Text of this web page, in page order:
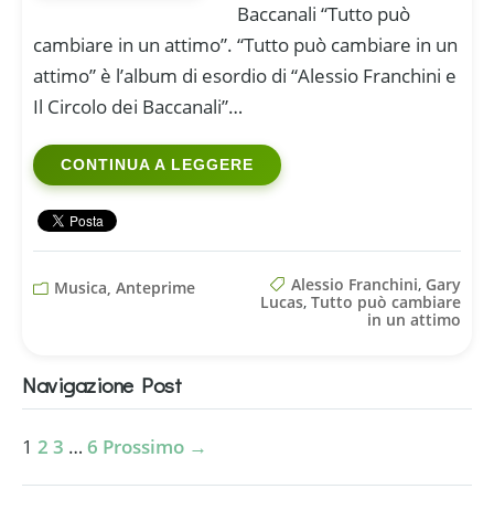
Baccanali “Tutto può
cambiare in un attimo”. “Tutto può cambiare in un
attimo” è l’album di esordio di “Alessio Franchini e
Il Circolo dei Baccanali”…
CONTINUA A LEGGERE
Musica, Anteprime Alessio Franchini, Gary
Lucas, Tutto può cambiare
in un attimo
Navigazione Post
1 2 3 … 6 Prossimo →